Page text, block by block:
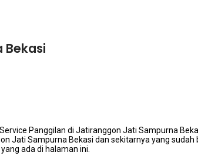
Bekasi
Panggilan dі Jatiranggon Jati Sampurna
Jati Sampurna Bekasi dаn ѕеkіtаrnуа уаng
аdа dі halaman ini.